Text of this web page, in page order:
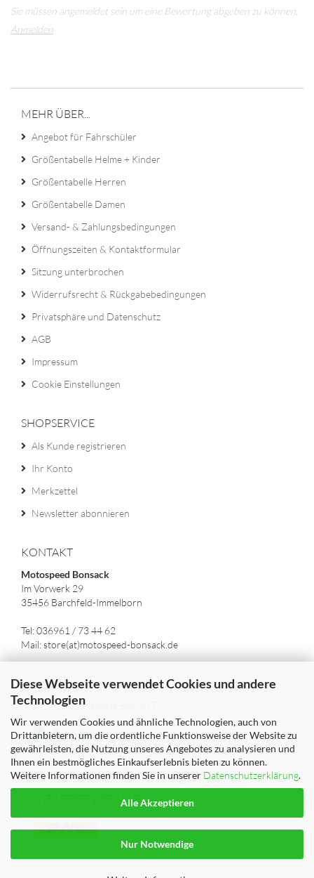
Diese Webseite verwendet Cookies und andere
Technologien
Wir verwenden Cookies und ähnliche Technologien, auch von
Drittanbietern, um die ordentliche Funktionsweise der Website zu
gewährleisten, die Nutzung unseres Angebotes zu analysieren und
Ihnen ein bestmögliches Einkaufserlebnis bieten zu können.
Weitere Informationen finden Sie in unserer Datenschutzerklärung.
Alle Akzeptieren
Nur Notwendige
Sie müssen angemeldet sein um eine Bewertung abgeben zu können.
Anmelden
MEHR ÜBER...
Angebot für Fahrschüler
Größentabelle Helme + Kinder
Größentabelle Herren
Größentabelle Damen
Versand- & Zahlungsbedingungen
Öffnungszeiten & Kontaktformular
Sitzung unterbrochen
Widerrufsrecht & Rückgabebedingungen
Privatsphäre und Datenschutz
AGB
Impressum
Cookie Einstellungen
SHOPSERVICE
Als Kunde registrieren
Ihr Konto
Merkzettel
Newsletter abonnieren
KONTAKT
Motospeed Bonsack
Im Vorwerk 29
35456 Barchfeld-Immelborn
Tel: 036961 / 73 44 62
Mail: store(at)motospeed-bonsack.de
SICHER EINKAUFEN MIT
Vorkasse (Überweisung)
Bar- oder EC-Zahlung bei Abholung
WIR VERSENDEN MIT